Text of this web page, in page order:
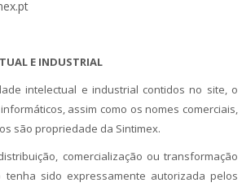
E INDUSTRIAL
intelectual e industrial contidos no site, o
assim como os nomes comerciais,
são propriedade da Sintimex.
comercialização ou transformação
sido expressamente autorizada pelos